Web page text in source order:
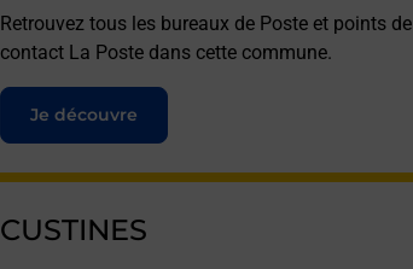
Retrouvez tous les bureaux de Poste et points de
contact La Poste dans cette commune.
Je découvre
CUSTINES